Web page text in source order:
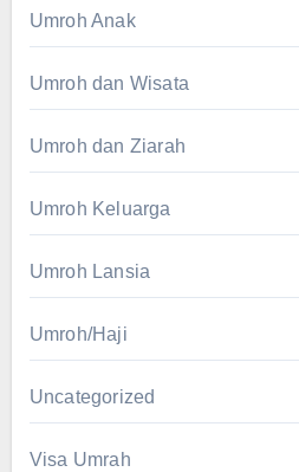
Umroh Anak
Umroh dan Wisata
Umroh dan Ziarah
Umroh Keluarga
Umroh Lansia
Umroh/Haji
Uncategorized
Visa Umrah